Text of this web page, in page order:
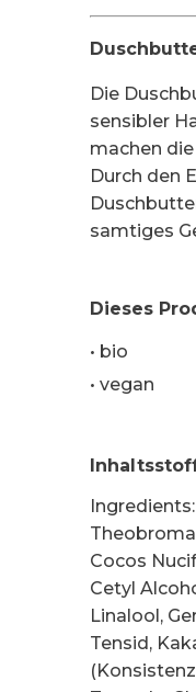
Die
sensibler
machen
Durch den
samtiges
Dieses
• bio
• vegan
Cocos
Cetyl
Linalool,
Tensid,